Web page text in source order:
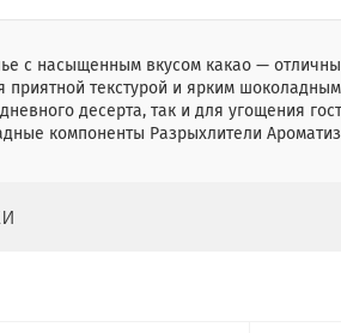
с насыщенным вкусом какао —
приятной текстурой и ярким
десерта, так и для угощения
компоненты Разрыхлители